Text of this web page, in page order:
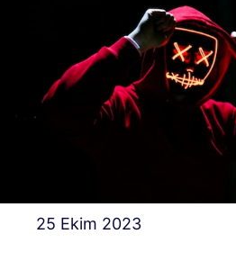
25 Ekim 2023